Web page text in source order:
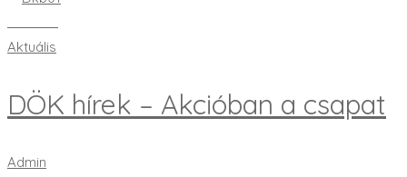
Aktuális
DÖK hírek – Akcióban a csapat
Admin